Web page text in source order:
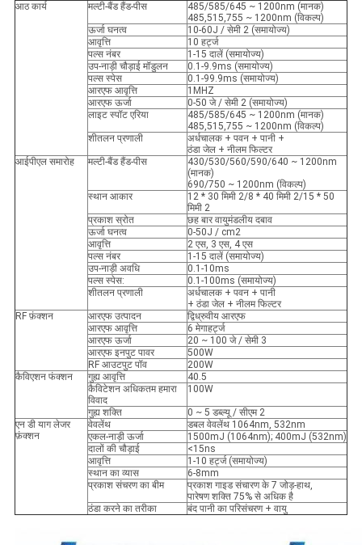
आठ कार्य मल्टी-बैंड हैंड-पीस
485/585/645 ~ 1200nm (मानक)
485,515,755 ~ 1200nm (विकल्प)
ऊर्जा घनत्व
10-60J / सेमी 2 (समायोज्य)
आवृत्ति
10 हर्ट्ज
पल्स नंबर
1-15 दालें (समायोज्य)
उप-नाड़ी चौड़ाई मॉडुलन
0.1-9.9ms (समायोज्य)
पल्स स्पेस
0.1-99.9ms (समायोज्य)
आरएफ आवृत्ति
1MHZ
आरएफ ऊर्जा
0-50 जे / सेमी 2 (समायोज्य)
लाइट स्पॉट एरिया
485/585/645 ~ 1200nm (मानक)
485,515,755 ~ 1200nm (विकल्प)
शीतलन प्रणाली
अर्धचालक + पवन + पानी +
ठंडा जेल + नीलम फिल्टर
आईपीएल समारोह
मल्टी-बैंड हैंड-पीस
430/530/560/590/640 ~ 1200nm
(मानक)
690/750 ~ 1200nm (विकल्प)
स्थान आकार
12 * 30 मिमी 2/8 * 40 मिमी 2/15 * 50
मिमी 2
प्रकाश स्रोत
छह बार वायुमंडलीय दबाव
ऊर्जा घनत्व
0-50J / cm2
आवृत्ति
2 एस, 3 एस, 4 एस
पल्स नंबर
1-15 दालें (समायोज्य)
उप-नाड़ी अवधि
0.1-10ms
पल्स स्पेस:
0.1-100ms (समायोज्य)
शीतलन प्रणाली
अर्धचालक + पवन + पानी
+ ठंडा जेल + नीलम फिल्टर
RF फ़ंक्शन
आरएफ उत्पादन
द्विध्रुवीय आरएफ
आरएफ आवृत्ति
6 मेगाहर्ट्ज
आरएफ ऊर्जा
20 ~ 100 जे / सेमी 3
आरएफ इनपुट पावर
500W
RF आउटपुट पॉव
200W
कैविएशन फंक्शन
गुह्य आवृत्ति
40.5
कैविटेशन अधिकतम हमारा
विवाद
100W
गुह्य शक्ति
0 ~ 5 डब्ल्यू / सीएम 2
एन डी याग लेजर
फ़ंक्शन
वेवलेंथ
डबल वेवलेंथ 1064nm, 532nm
एकल-नाड़ी ऊर्जा
1500mJ (1064nm); 400mJ (532nm)
दालों की चौड़ाई
<15ns
आवृत्ति
1-10 हर्ट्ज (समायोज्य)
स्थान का व्यास
6-8mm
प्रकाश संचरण का बीम
प्रकाश गाइड संचारण के 7 जोड़-हाथ,
पारेषण शक्ति 75% से अधिक है
ठंडा करने का तरीका
बंद पानी का परिसंचरण + वायु